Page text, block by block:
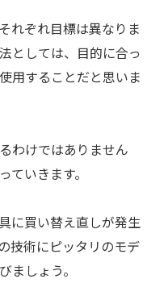
れぞれ目標は異なりま
としては、目的に合っ
用することだと思いま
わけではありません
いきます。
に買い替え直しが発生
技術にピッタリのモデ
ましょう。